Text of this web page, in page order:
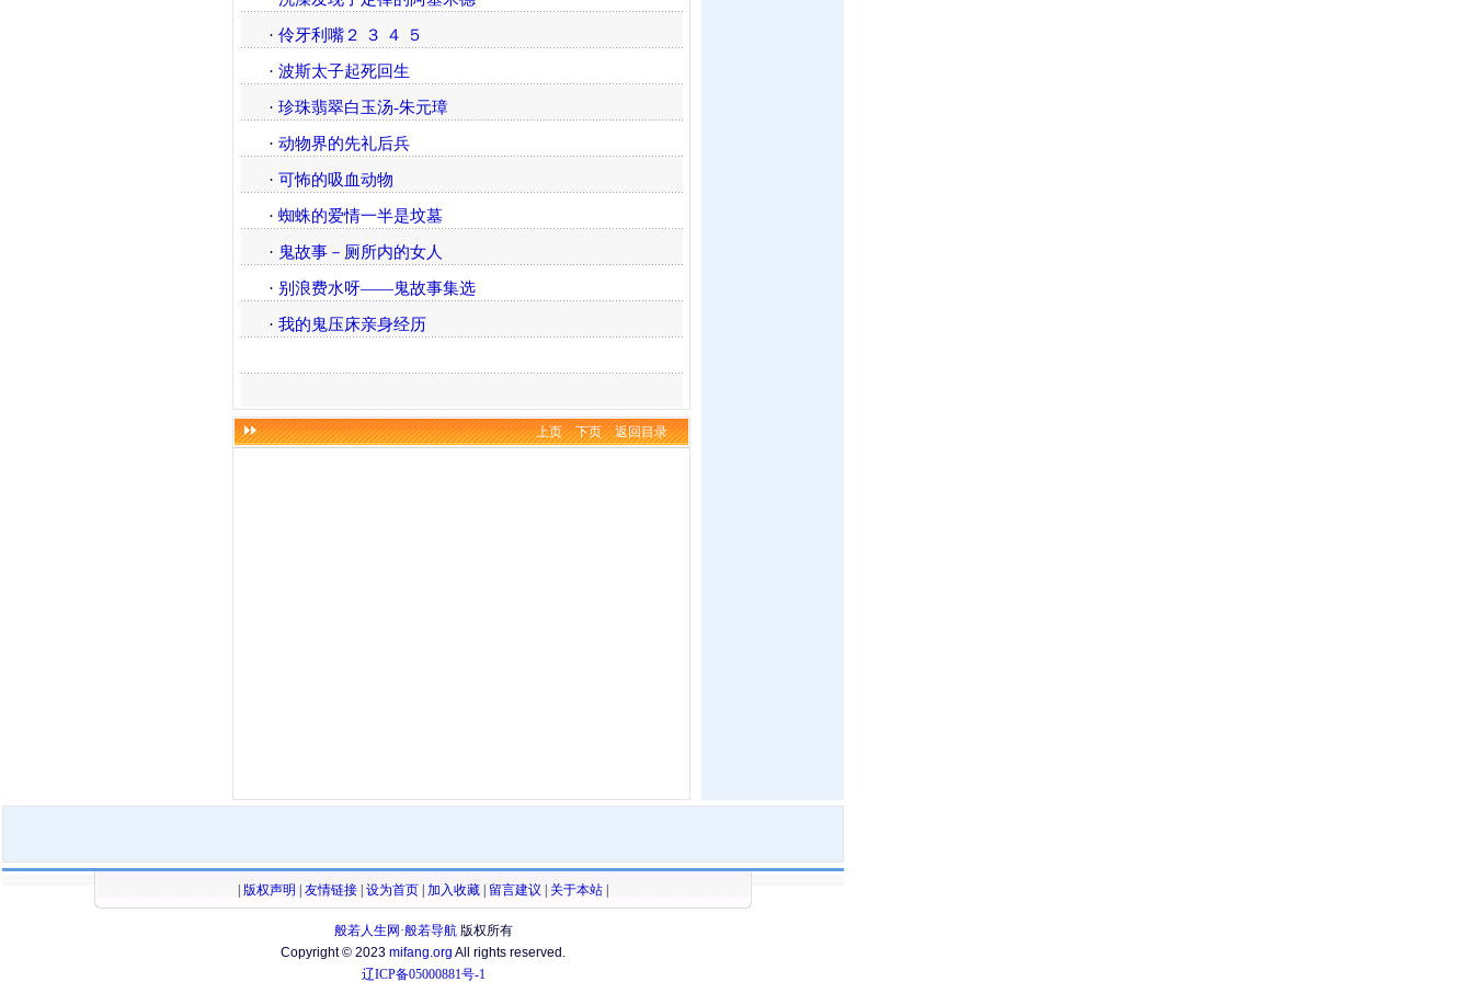
· 伶牙利嘴２ ３ ４ ５
· 波斯太子起死回生
· 珍珠翡翠白玉汤-朱元璋
· 动物界的先礼后兵
· 可怖的吸血动物
· 蜘蛛的爱情一半是坟墓
· 鬼故事－厕所内的女人
· 别浪费水呀——鬼故事集选
· 我的鬼压床亲身经历
上页 下页 返回目录
版权声明 友情链接 设为首页 加入收藏 留言建议 关于本站
般若人生网·般若导航版权所有
Copyright © 2023 mifang.org All rights reserved.
辽ICP备05000881号-1